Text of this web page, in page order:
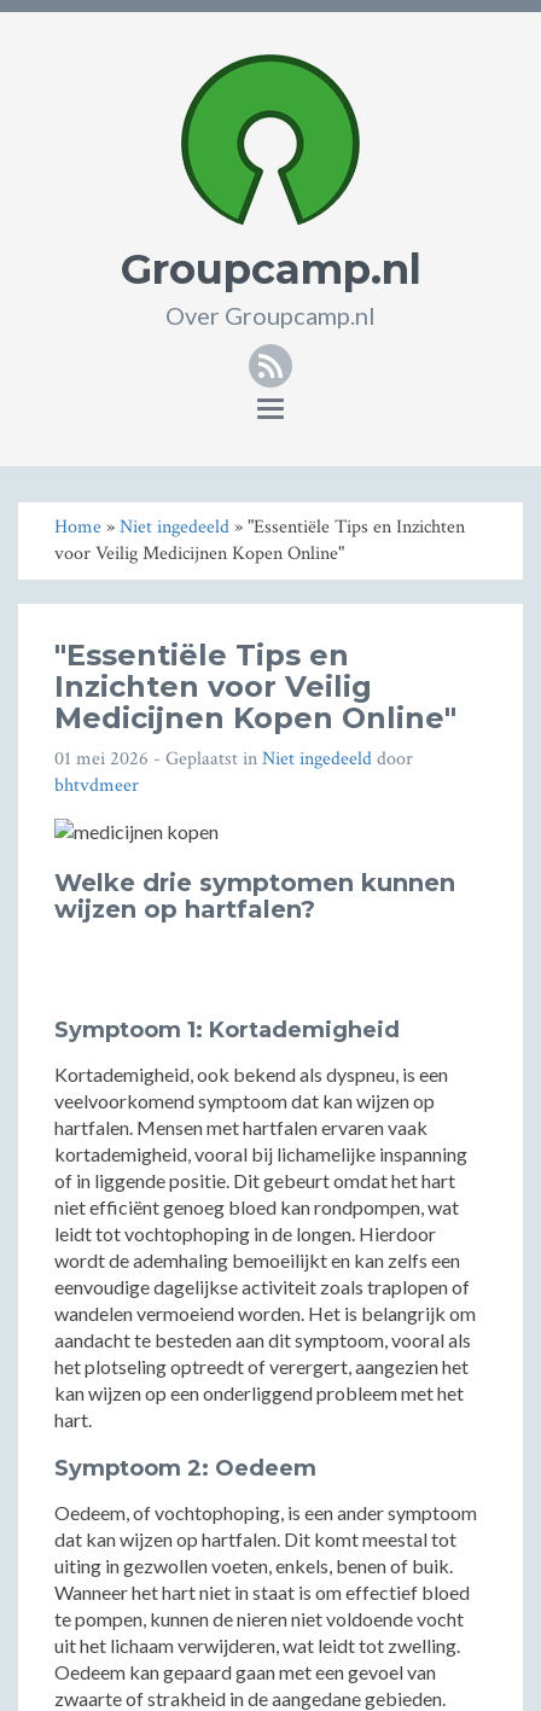
Groupcamp.nl
Over Groupcamp.nl
RSS
Toggle
Home»Niet ingedeeld» "Essentiële Tips en Inzichten
voor Veilig Medicijnen Kopen Online"
"Essentiële Tips en
Inzichten voor Veilig
Medicijnen Kopen Online"
01 mei 2026 - Geplaatst inNiet ingedeelddoor
bhtvdmeer
Welke drie symptomen kunnen
wijzen op hartfalen?
Symptoom 1: Kortademigheid
Kortademigheid, ook bekend als dyspneu, is een
veelvoorkomend symptoom dat kan wijzen op
hartfalen. Mensen met hartfalen ervaren vaak
kortademigheid, vooral bij lichamelijke inspanning
of in liggende positie. Dit gebeurt omdat het hart
niet efficiënt genoeg bloed kan rondpompen, wat
leidt tot vochtophoping in de longen. Hierdoor
wordt de ademhaling bemoeilijkt en kan zelfs een
eenvoudige dagelijkse activiteit zoals traplopen of
wandelen vermoeiend worden. Het is belangrijk om
aandacht te besteden aan dit symptoom, vooral als
het plotseling optreedt of verergert, aangezien het
kan wijzen op een onderliggend probleem met het
hart.
Symptoom 2: Oedeem
Oedeem, of vochtophoping, is een ander symptoom
dat kan wijzen op hartfalen. Dit komt meestal tot
uiting in gezwollen voeten, enkels, benen of buik.
Wanneer het hart niet in staat is om effectief bloed
te pompen, kunnen de nieren niet voldoende vocht
uit het lichaam verwijderen, wat leidt tot zwelling.
Oedeem kan gepaard gaan met een gevoel van
zwaarte of strakheid in de aangedane gebieden.